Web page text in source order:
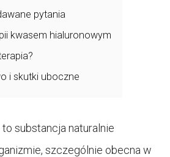
pytania
kwasem hialuronowym
i skutki uboczne
substancja naturalnie
szczególnie obecna w